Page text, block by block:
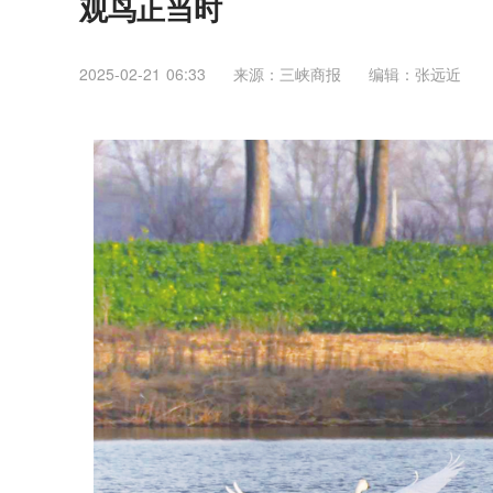
观鸟正当时
2025-02-21 06:33 来源：三峡商报 编辑：张远近